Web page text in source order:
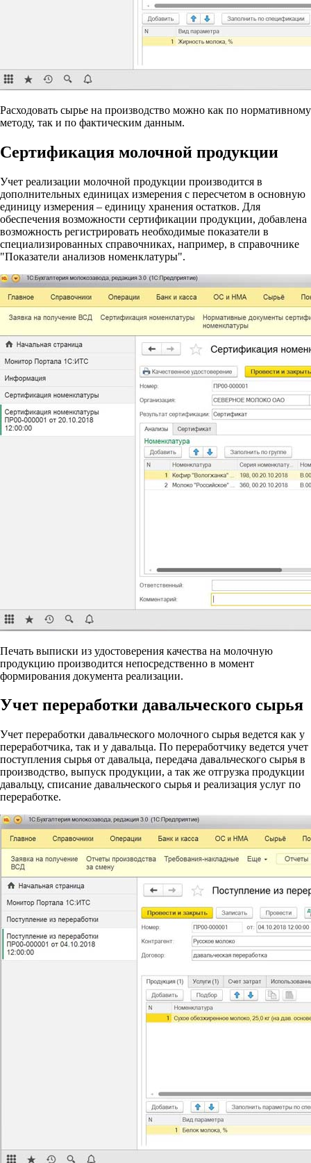
Расходовать сырье на производство можно как по нормативному
методу, так и по фактическим данным.
Сертификация молочной продукции
Учет реализации молочной продукции производится в
дополнительных единицах измерения с пересчетом в основную
единицу измерения – единицу хранения остатков. Для
обеспечения возможности сертификации продукции, добавлена
возможность регистрировать необходимые показатели в
специализированных справочниках, например, в справочнике
"Показатели анализов номенклатуры".
Печать выписки из удостоверения качества на молочную
продукцию производится непосредственно в момент
формирования документа реализации.
Учет переработки давальческого сырья
Учет переработки давальческого молочного сырья ведется как у
переработчика, так и у давальца. По переработчику ведется учет
поступления сырья от давальца, передача давальческого сырья в
производство, выпуск продукции, а так же отгрузка продукции
давальцу, списание давальческого сырья и реализация услуг по
переработке.